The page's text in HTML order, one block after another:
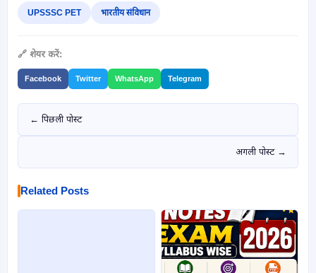
UPSSSC PET भारतीय संविधान
🔗 शेयर करें:
Facebook Twitter WhatsApp Telegram
← पिछली पोस्ट
अगली पोस्ट →
Related Posts